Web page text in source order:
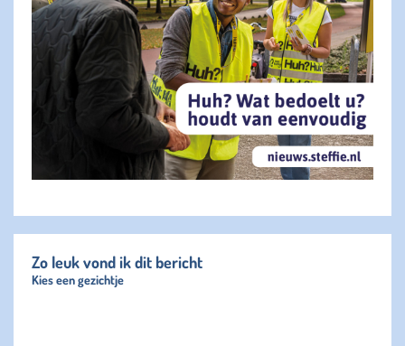
Zo leuk vond ik dit bericht
Kies een gezichtje